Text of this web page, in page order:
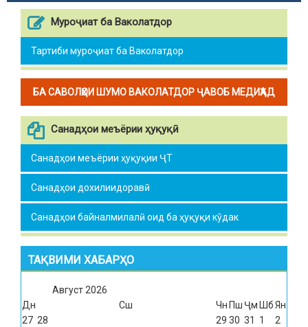
Муроҷиат ба Ваколатдор
Тартиби муроҷиат ба Ваколатдор
БА САВОЛҲОИ ШУМО ВАКОЛАТДОР ҶАВОБ МЕДИҲАД
Санадҳои меъёрии ҳуқуқӣ
Санадҳои меъёрии ҳуқуқии ҶТ
Санадҳои дохилиидоравӣ
Санадҳои байналмилалӣ оид ба ҳуқуқи кӯдак
ТАҚВИМИ ХАБАРҲО
Август2026
Дн
Сш Чн Пш Ҷм ШбЯн
27 28 29 30 31 1 2